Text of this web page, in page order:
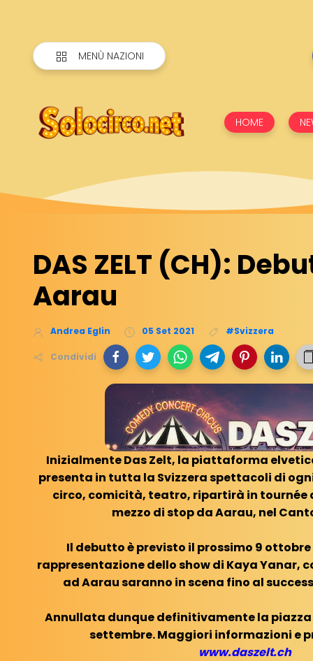
MENÙ NAZIONI
HOME
DAS ZELT (CH):
Aarau
Andrea Eglin 05 Set 2021 #Svizzera
Condividi
Inizialmente Das Zelt, la piattaforma
presenta in tutta la Svizzera spettacoli di
circo, comicità, teatro, ripartirà in tournée
mezzo di stop da Aarau, nel
Il debutto è previsto il prossimo 9 ottobre
rappresentazione dello show di Kaya Yanar,
ad Aarau saranno in scena fino al
Annullata dunque definitivamente la
settembre. Maggiori informazioni e
www.daszelt.ch